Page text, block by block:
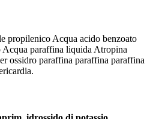
propilenico Acqua acido benzoato
paraffina liquida Atropina
ossidro paraffina paraffina paraffina